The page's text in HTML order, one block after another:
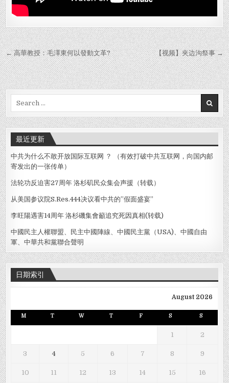
Post
navigation
← 高華教授：毛澤東何以發動文革? 【视频】夹边沟祭事 →
最近更新
中共为什么不敢开放国际互联网 ？ （有效打破中共互联网，向国内邮
寄发出的一张传单）
法轮功反迫害27周年 洛杉矶民众集会声援（转载）
从美国参议院S.Res.444决议看中共的”假面盛宴”
李旺陽遇害14周年 洛杉磯集會籲追究死因真相(转载)
中國民主人權聯盟、民主中國陣線、中國民主黨（USA)、中國自由
軍、中華共和黨聯合聲明
日期索引
August 2026
M T W T F S S
1 2
3 4 5 6 7 8 9
10 11 12 13 14 15 16